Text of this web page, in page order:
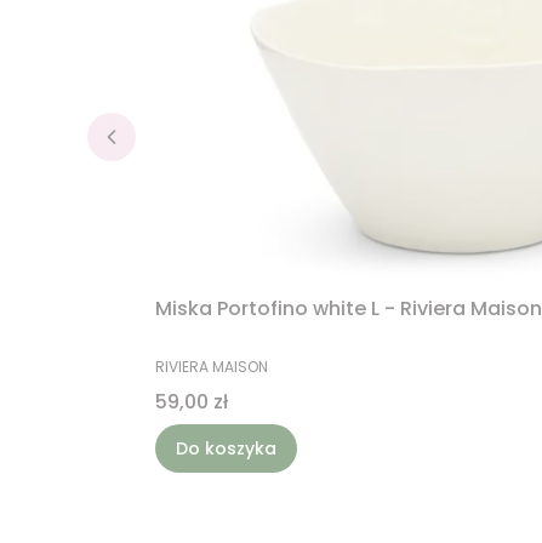
Miska Portofino white L - Riviera Maison
PRODUCENT
RIVIERA MAISON
Cena
59,00 zł
Do koszyka